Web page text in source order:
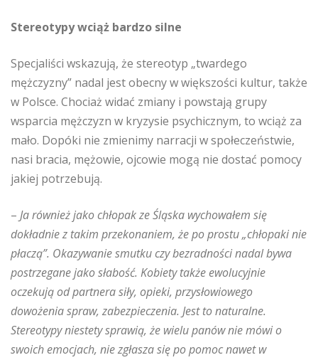
Stereotypy wciąż bardzo silne
Specjaliści wskazują, że stereotyp „twardego
mężczyzny” nadal jest obecny w większości kultur, także
w Polsce. Chociaż widać zmiany i powstają grupy
wsparcia mężczyzn w kryzysie psychicznym, to wciąż za
mało. Dopóki nie zmienimy narracji w społeczeństwie,
nasi bracia, mężowie, ojcowie mogą nie dostać pomocy
jakiej potrzebują.
– Ja również jako chłopak ze Śląska wychowałem się
dokładnie z takim przekonaniem, że po prostu „chłopaki nie
płaczą”. Okazywanie smutku czy bezradności nadal bywa
postrzegane jako słabość. Kobiety także ewolucyjnie
oczekują od partnera siły, opieki, przysłowiowego
dowożenia spraw, zabezpieczenia. Jest to naturalne.
Stereotypy niestety sprawią, że wielu panów nie mówi o
swoich emocjach, nie zgłasza się po pomoc nawet w